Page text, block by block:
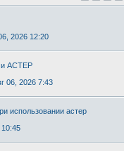
2026 12:20
и АСТЕР
06, 2026 7:43
использовании астер
10:45